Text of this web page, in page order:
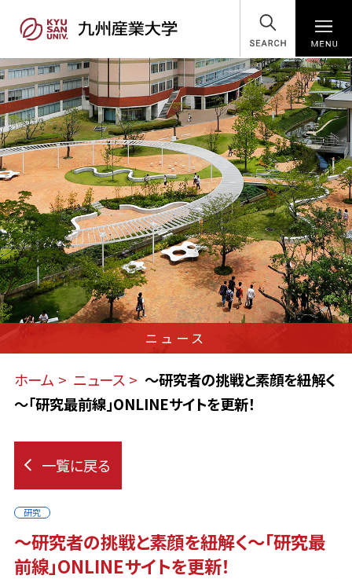
SEARCH
ニュース
ホーム ニュース
～研究者の挑戦と素顔を紐解く
～「研究最前線」ONLINEサイトを更新！
一覧に戻る
研究
～研究者の挑戦と素顔を紐解く～「研究最
前線」ONLINEサイトを更新！